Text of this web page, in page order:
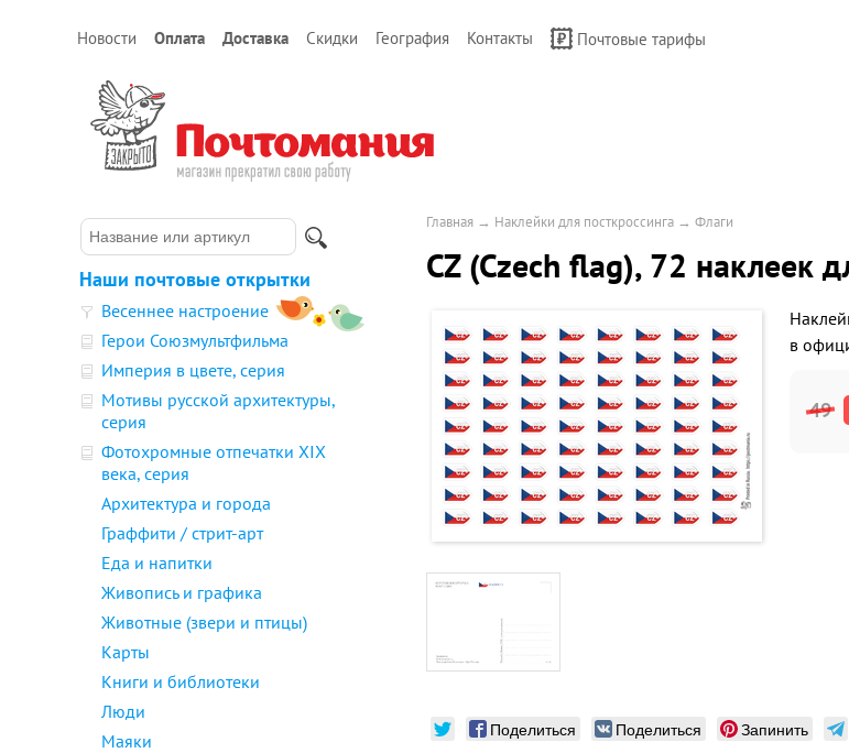
Новости Оплата Доставка Скидки География Контакты Почтовые тарифы
Наши почтовые открытки
Весеннее настроение
Герои Союзмультфильма
Империя в цвете, серия
Мотивы русской архитектуры,
серия
Фотохромные отпечатки XIX
века, серия
Архитектура и города
Граффити / стрит-арт
Еда и напитки
Живопись и графика
Животные (звери и птицы)
Карты
Книги и библиотеки
Люди
Маяки
Главная → Наклейки для посткроссинга → Флаги
CZ (Czech flag), 72 наклеек
в
49
Поделиться Поделиться Запинить